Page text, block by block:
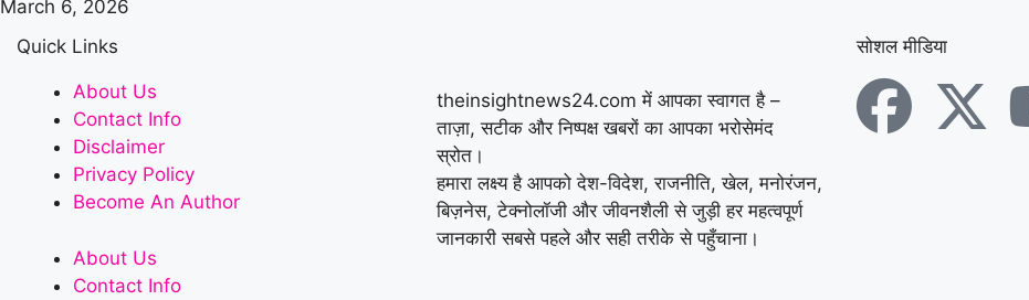
March 6, 2026
Quick Links
About Us
Contact Info
Disclaimer
Privacy Policy
Become An Author
About Us
Contact Info
theinsightnews24.com में आपका स्वागत है –
ताज़ा, सटीक और निष्पक्ष खबरों का आपका भरोसेमंद
स्रोत।
हमारा लक्ष्य है आपको देश-विदेश, राजनीति, खेल, मनोरंजन,
बिज़नेस, टेक्नोलॉजी और जीवनशैली से जुड़ी हर महत्वपूर्ण
जानकारी सबसे पहले और सही तरीके से पहुँचाना।
सोशल मीडिया